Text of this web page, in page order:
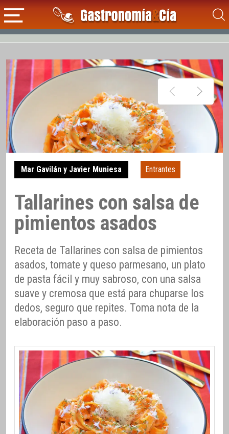
Mar Gavilán y Javier Muniesa Entrantes
Tallarines con salsa de
pimientos asados
Receta de Tallarines con salsa de pimientos
asados, tomate y queso parmesano, un plato
de pasta fácil y muy sabroso, con una salsa
suave y cremosa que está para chuparse los
dedos, seguro que repites. Toma nota de la
elaboración paso a paso.